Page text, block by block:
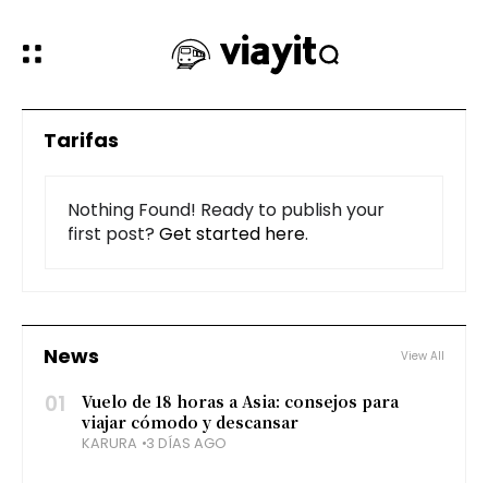
Tarifas
Nothing Found! Ready to publish your
first post? Get started here.
News View All
01
Vuelo de 18 horas a Asia: consejos para
viajar cómodo y descansar
KARURA 3 DÍAS AGO